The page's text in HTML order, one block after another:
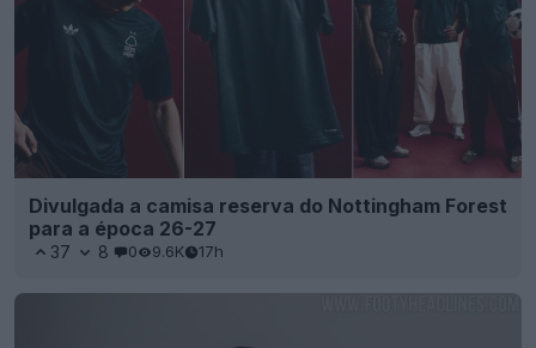
Divulgada a camisa reserva do Nottingham Forest
para a época 26-27
37 8 0 9.6K 17h